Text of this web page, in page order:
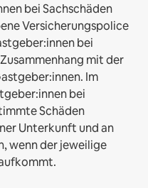
bei Sachschäden
Versicherungspolice
bei
mit der
Im
bei
Schäden
Unterkunft und an
wenn der jeweilige